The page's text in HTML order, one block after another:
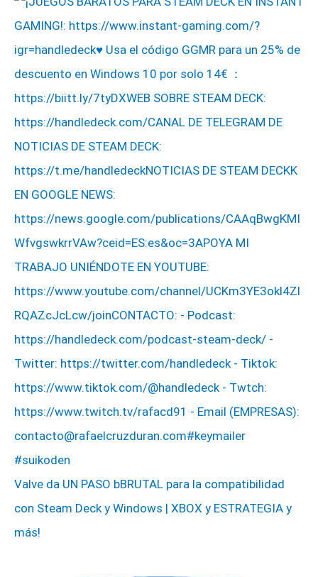
Valve da UN PASO bBRUTAL para la compatibilidad
con Steam Deck y Windows | XBOX y ESTRATEGIA y
más!